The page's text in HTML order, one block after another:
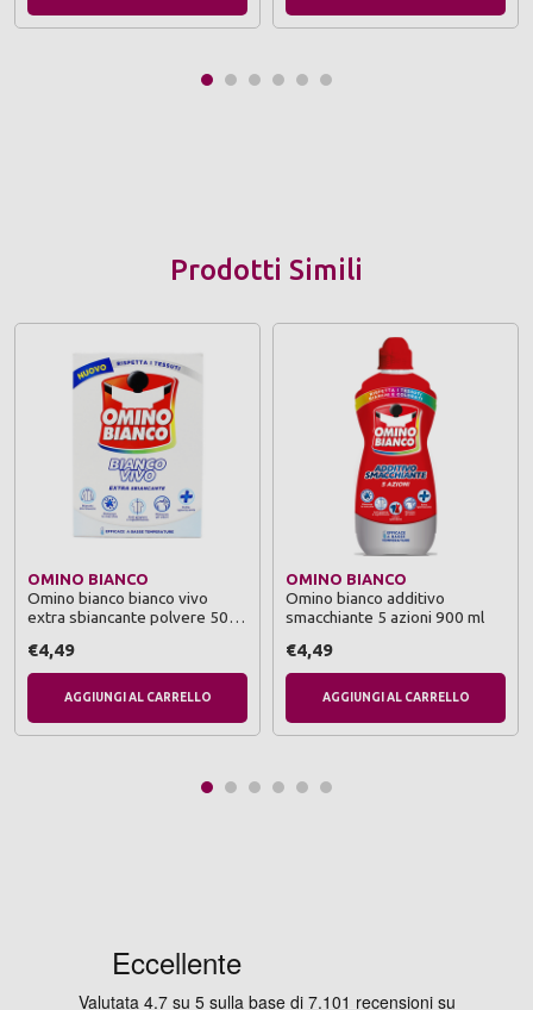
Prodotti Simili
OMINO BIANCO
Omino bianco bianco vivo
extra sbiancante polvere 500
€4,49
AGGIUNGI AL CARRELLO
OMINO BIANCO
Omino bianco additivo
smacchiante 5 azioni 900 ml
€4,49
AGGIUNGI AL CARRELLO